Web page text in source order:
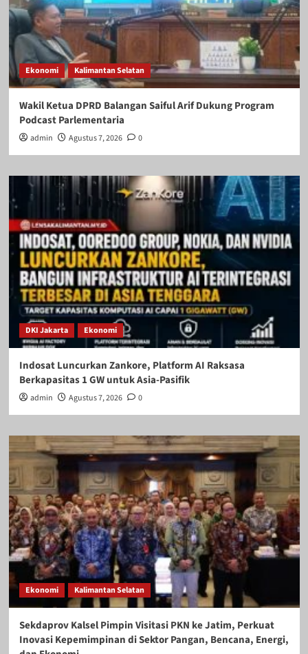
Ekonomi Kalimantan Selatan
Wakil Ketua DPRD Balangan Saiful Arif Dukung Program
Podcast Parlementaria
admin Agustus 7, 2026 0
DKI Jakarta Ekonomi
Indosat Luncurkan Zankore, Platform AI Raksasa
Berkapasitas 1 GW untuk Asia-Pasifik
admin Agustus 7, 2026 0
Ekonomi Kalimantan Selatan
Sekdaprov Kalsel Pimpin Visitasi PKN ke Jatim, Perkuat
Inovasi Kepemimpinan di Sektor Pangan, Bencana, Energi,